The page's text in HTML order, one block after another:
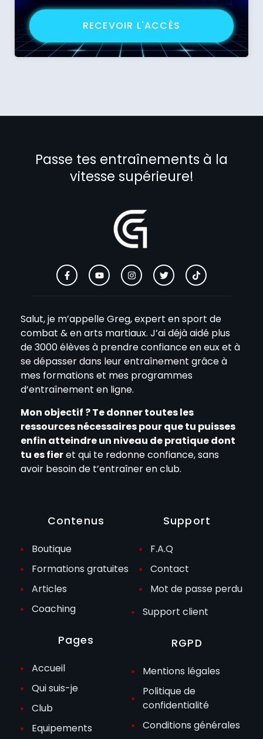
RECEVOIR L'ACCÈS
Passe tes entraînements à la
vitesse supérieure!
Salut, je m’appelle Greg, expert en sport de
combat & en arts martiaux. J’ai déjà aidé plus
de 3000 élèves à prendre confiance en eux et à
se dépasser dans leur entraînement grâce à
mes formations et mes programmes
d’entraînement en ligne.
Mon objectif ? Te donner toutes les
ressources nécessaires pour que tu puisses
enfin atteindre un niveau de pratique dont
tu es fieret qui te redonne confiance, sans
avoir besoin de t’entraîner en club.
Contenus
Boutique
Formations gratuites
Articles
Coaching
Pages
Accueil
Qui suis-je
Club
Equipements
Support
F.A.Q
Contact
Mot de passe perdu
Support client
RGPD
Mentions légales
Politique de
confidentialité
Conditions générales